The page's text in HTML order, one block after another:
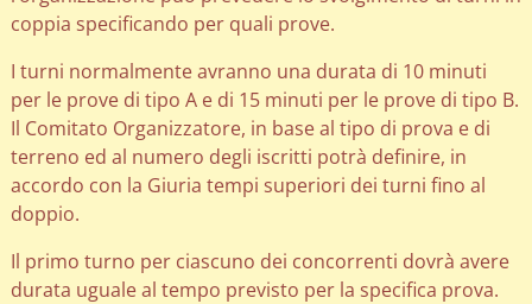
coppia specificando per quali prove.
I turni normalmente avranno una durata di 10 minuti
per le prove di tipo A e di 15 minuti per le prove di tipo B.
Il Comitato Organizzatore, in base al tipo di prova e di
terreno ed al numero degli iscritti potrà definire, in
accordo con la Giuria tempi superiori dei turni fino al
doppio.
Il primo turno per ciascuno dei concorrenti dovrà avere
durata uguale al tempo previsto per la specifica prova.